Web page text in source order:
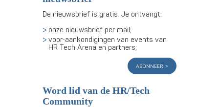
De nieuwsbrief is gratis. Je ontvangt:
onze nieuwsbrief per mail;
voor-aankondigingen van events van
HR Tech Arena en partners;
abonneer
Word lid van de HR/Tech
Community